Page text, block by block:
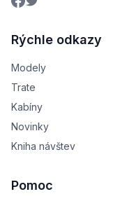
Rýchle odkazy
Modely
Trate
Kabíny
Novinky
Kniha návštev
Pomoc